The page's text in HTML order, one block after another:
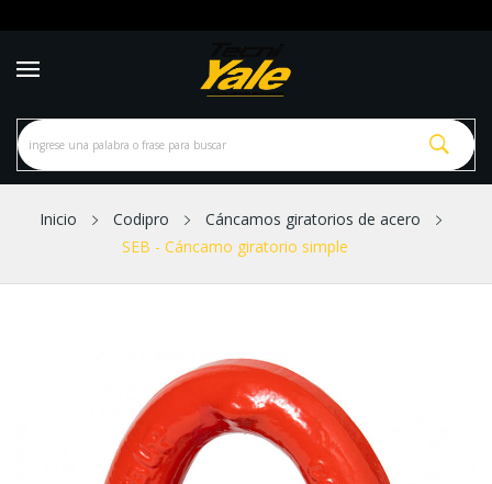
Inicio Codipro
Cáncamos giratorios de acero
SEB - Cáncamo giratorio simple